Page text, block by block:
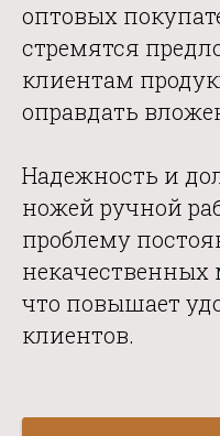
оптовых
стремятся
клиентам
оправдать
Надежность и
ножей ручной
проблему
некачественных
что повышает
клиентов.